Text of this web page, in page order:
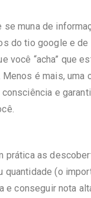
muna de
do tio google e de
você “acha” que
é mais, uma
e
prática as
quantidade (o
e conseguir nota